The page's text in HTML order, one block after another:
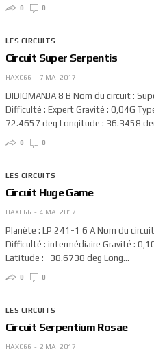
0 0
LES CIRCUITS
Circuit Super Serpentis
HAX066 7 MAI 2017
DIDIOMANJA 8 B Nom du circuit :
Difficulté : Expert Gravité : 0,04G
72.4657 deg Longitude : 36.3458
0 0
LES CIRCUITS
Circuit Huge Game
HAX066 4 MAI 2017
Planète : LP 241-1 6 A Nom du
Difficulté : intermédiaire Gravité :
Latitude : -38.6738 deg Long…
0 0
LES CIRCUITS
Circuit Serpentium Rosae
HAX066 2 MAI 2017